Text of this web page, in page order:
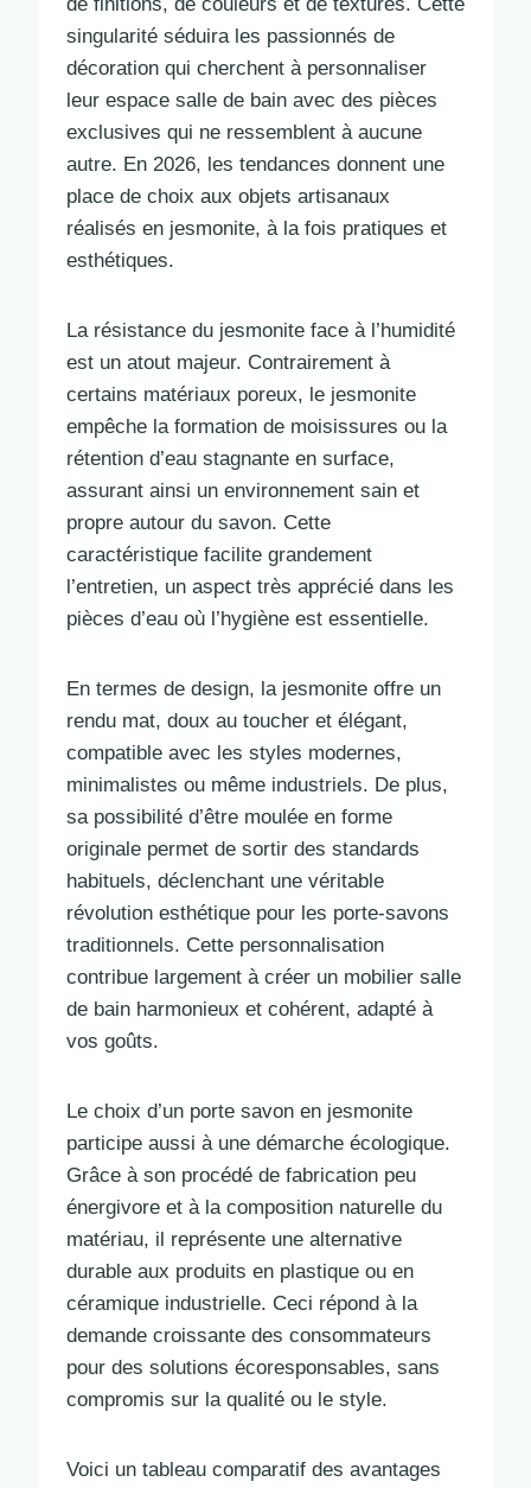
singularité séduira les passionnés de
décoration qui cherchent à personnaliser
leur espace salle de bain avec des pièces
exclusives qui ne ressemblent à aucune
autre. En 2026, les tendances donnent une
place de choix aux objets artisanaux
réalisés en jesmonite, à la fois pratiques et
esthétiques.
La résistance du jesmonite face à l’humidité
est un atout majeur. Contrairement à
certains matériaux poreux, le jesmonite
empêche la formation de moisissures ou la
rétention d’eau stagnante en surface,
assurant ainsi un environnement sain et
propre autour du savon. Cette
caractéristique facilite grandement
l’entretien, un aspect très apprécié dans les
pièces d’eau où l’hygiène est essentielle.
En termes de design, la jesmonite offre un
rendu mat, doux au toucher et élégant,
compatible avec les styles modernes,
minimalistes ou même industriels. De plus,
sa possibilité d’être moulée en forme
originale permet de sortir des standards
habituels, déclenchant une véritable
révolution esthétique pour les porte-savons
traditionnels. Cette personnalisation
contribue largement à créer un mobilier salle
de bain harmonieux et cohérent, adapté à
vos goûts.
Le choix d’un porte savon en jesmonite
participe aussi à une démarche écologique.
Grâce à son procédé de fabrication peu
énergivore et à la composition naturelle du
matériau, il représente une alternative
durable aux produits en plastique ou en
céramique industrielle. Ceci répond à la
demande croissante des consommateurs
pour des solutions écoresponsables, sans
compromis sur la qualité ou le style.
Voici un tableau comparatif des avantages